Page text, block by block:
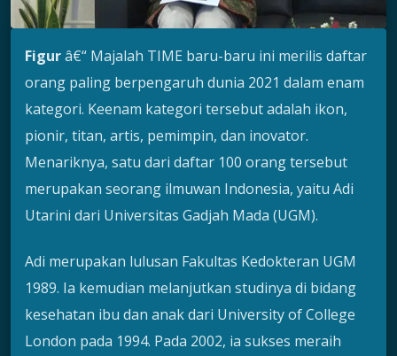
Figurâ€“ Majalah TIME baru-baru ini merilis daftar
orang paling berpengaruh dunia 2021 dalam enam
kategori. Keenam kategori tersebut adalah ikon,
pionir, titan, artis, pemimpin, dan inovator.
Menariknya, satu dari daftar 100 orang tersebut
merupakan seorang ilmuwan Indonesia, yaitu Adi
Utarini dari Universitas Gadjah Mada (UGM).
Adi merupakan lulusan Fakultas Kedokteran UGM
1989. Ia kemudian melanjutkan studinya di bidang
kesehatan ibu dan anak dari University of College
London pada 1994. Pada 2002, ia sukses meraih